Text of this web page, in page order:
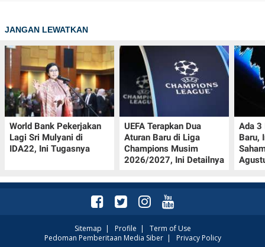
JANGAN LEWATKAN
World Bank Pekerjakan
Lagi Sri Mulyani di
IDA22, Ini Tugasnya
UEFA Terapkan Dua
Aturan Baru di Liga
Champions Musim
2026/2027, Ini Detailnya
Ada 3
Baru,
Sitemap | Profile | Term of Use
Pedoman Pemberitaan Media Siber| Privacy Policy